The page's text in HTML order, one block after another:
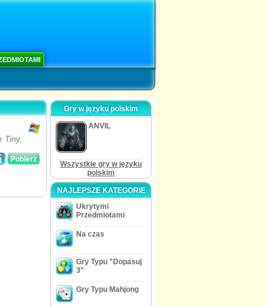
Tiny,
Pobierz
Gry w języku polskim
ANVIL
Wszystkie gry w języku
polskim
NAJLEPSZE KATEGORIE
Ukrytymi
Przedmiotami
Na czas
Gry Typu "Dopasuj
3"
Gry Typu Mahjong